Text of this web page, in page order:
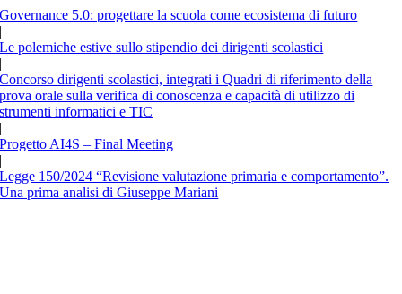
Salta
contenuto
Governance 5.0: progettare la scuola come ecosistema di futuro
|
Le polemiche estive sullo stipendio dei dirigenti scolastici
|
Concorso dirigenti scolastici, integrati i Quadri di riferimento della
prova orale sulla verifica di conoscenza e capacità di utilizzo di
strumenti informatici e TIC
|
Progetto AI4S – Final Meeting
|
Legge 150/2024 “Revisione valutazione primaria e comportamento”.
Una prima analisi di Giuseppe Mariani